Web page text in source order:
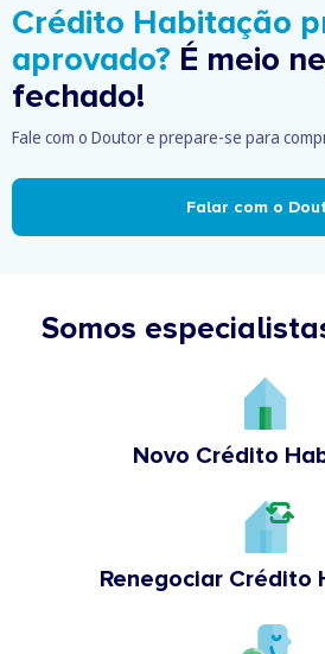
Crédito Habitação
aprovado? É meio
fechado!
Fale com o Doutor e prepare-se para
Falar com o
Somos
Novo Crédito
Renegociar Crédito